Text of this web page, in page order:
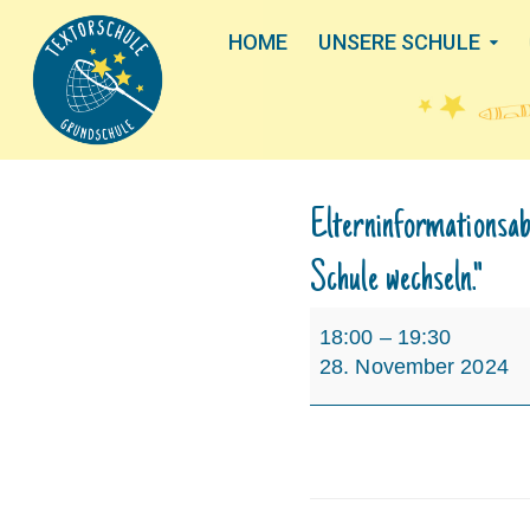
HOME UNSERE SCHULE
Schule wechseln."
"Übergang
nach
18:00 – 19:30
28. November 2024